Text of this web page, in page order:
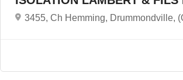
3455, Ch Hemming, Drummondville,